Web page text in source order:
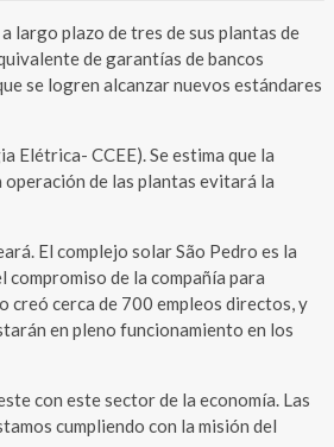
largo plazo de tres de sus plantas de
de garantías de bancos
se logren alcanzar nuevos estándares
Elétrica- CCEE). Se estima que la
de las plantas evitará la
El complejo solar São Pedro es la
de la compañía para
creó cerca de 700 empleos directos, y
en pleno funcionamiento en los
con este sector de la economía. Las
cumpliendo con la misión del